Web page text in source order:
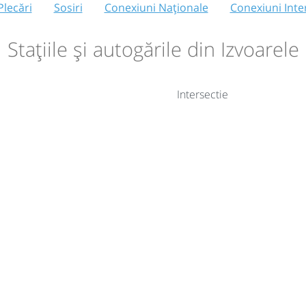
Sosiri Conexiuni Naționale Conexiuni
Stațiile și autogările din Izvoarele
Intersectie